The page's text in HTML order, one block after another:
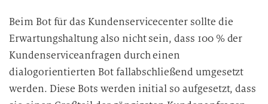
Beim Bot für das Kundenservicecenter sollte die
Erwartungshaltung also nicht sein, dass 100 % der
Kundenserviceanfragen durch einen
dialogorientierten Bot fallabschließend umgesetzt
werden. Diese Bots werden initial so aufgesetzt, dass